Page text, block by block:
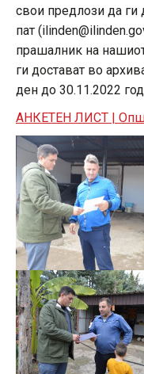
свои предлози да ги
пат
прашалник на
ги достават во
ден до 30.11.2022
АНКЕТЕН ЛИСТ |